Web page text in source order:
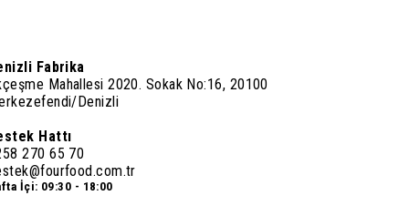
Fabrika
Mahallesi 2020. Sokak No:16, 20100
Denizli
Hattı
270 65 70
İçi: 09:30 - 18:00